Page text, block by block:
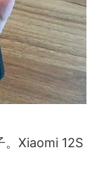
Xiaomi 12S